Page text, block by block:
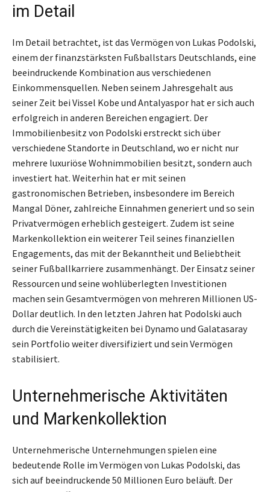
im Detail
Im Detail betrachtet, ist das Vermögen von Lukas Podolski,
einem der finanzstärksten Fußballstars Deutschlands, eine
beeindruckende Kombination aus verschiedenen
Einkommensquellen. Neben seinem Jahresgehalt aus
seiner Zeit bei Vissel Kobe und Antalyaspor hat er sich auch
erfolgreich in anderen Bereichen engagiert. Der
Immobilienbesitz von Podolski erstreckt sich über
verschiedene Standorte in Deutschland, wo er nicht nur
mehrere luxuriöse Wohnimmobilien besitzt, sondern auch
investiert hat. Weiterhin hat er mit seinen
gastronomischen Betrieben, insbesondere im Bereich
Mangal Döner, zahlreiche Einnahmen generiert und so sein
Privatvermögen erheblich gesteigert. Zudem ist seine
Markenkollektion ein weiterer Teil seines finanziellen
Engagements, das mit der Bekanntheit und Beliebtheit
seiner Fußballkarriere zusammenhängt. Der Einsatz seiner
Ressourcen und seine wohlüberlegten Investitionen
machen sein Gesamtvermögen von mehreren Millionen US-
Dollar deutlich. In den letzten Jahren hat Podolski auch
durch die Vereinstätigkeiten bei Dynamo und Galatasaray
sein Portfolio weiter diversifiziert und sein Vermögen
stabilisiert.
Unternehmerische Aktivitäten
und Markenkollektion
Unternehmerische Unternehmungen spielen eine
bedeutende Rolle im Vermögen von Lukas Podolski, das
sich auf beeindruckende 50 Millionen Euro beläuft. Der